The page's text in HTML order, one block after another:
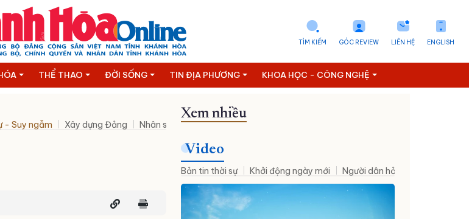
ENGLISH
LIÊN HỆ
GÓC REVIEW
TÌM KIẾM
THỂ THAO ĐỜI SỐNG TIN ĐỊA PHƯƠNG KHOA HỌC - CÔNG NGHỆ
- Suy ngẫm Xây dựng Đảng Nhân sự mới Đưa NQ09 vào cuộc sống
Xem nhiều
Video
Bản tin thời sự Khởi động ngày mới Người dân hỏi – Cơ quan nhà